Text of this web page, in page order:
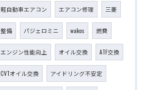
軽自動車エアコン エアコン修理 三菱
整備 パジェロミニ wakos 燃費
エンジン性能向上 オイル交換 ATF交換
CVTオイル交換 アイドリング不安定